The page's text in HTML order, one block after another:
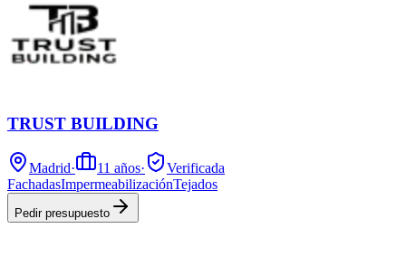
TRUST BUILDING
Madrid· 11 años·
Verificada
FachadasImpermeabilizaciónTejados
Pedir presupuesto